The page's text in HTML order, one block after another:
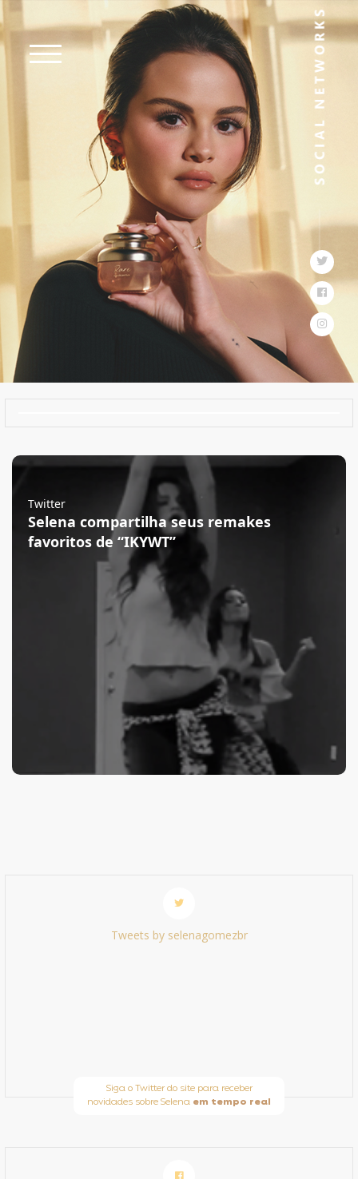
Twitter
Selena compartilha seus remakes
favoritos de “IKYWT”
Tweets by selenagomezbr
Siga o Twitter do site para receber
novidades sobre Selena em tempo real